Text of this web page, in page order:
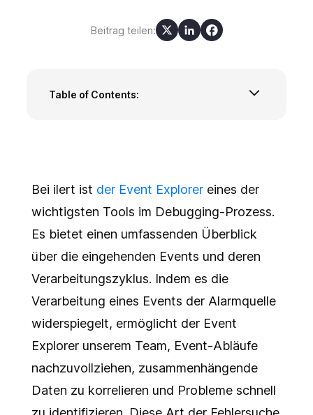
Beitrag teilen:
Table of Contents:
Explorer: Die Reise eines Events
nachverfolgen
Fazit
Bei ilert ist der Event Explorer eines der
wichtigsten Tools im Debugging-Prozess.
Es bietet einen umfassenden Überblick
über die eingehenden Events und deren
Verarbeitungszyklus. Indem es die
Verarbeitung eines Events der Alarmquelle
widerspiegelt, ermöglicht der Event
Explorer unserem Team, Event-Abläufe
nachzuvollziehen, zusammenhängende
Daten zu korrelieren und Probleme schnell